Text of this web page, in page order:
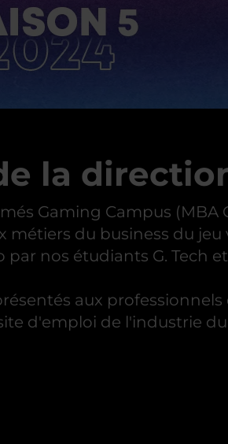
la
Gaming Campus (MBA
du business du
nos étudiants G. Tech et
aux
d'emploi de l'industrie